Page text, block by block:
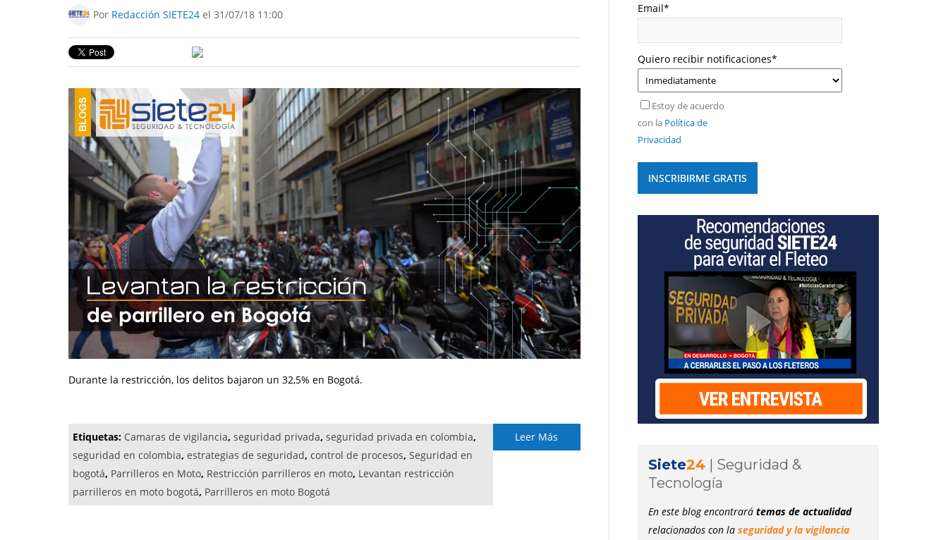
Por Redacción SIETE24 el 31/07/18 11:00
Durante la restricción, los delitos bajaron un 32,5% en Bogotá.
Leer Más
Etiquetas: Camaras de vigilancia, seguridad privada, seguridad privada en colombia,
seguridad en colombia, estrategias de seguridad, control de procesos, Seguridad en
bogotá, Parrilleros en Moto, Restricción parrilleros en moto, Levantan restricción
parrilleros en moto bogotá, Parrilleros en moto Bogotá
Email*
Quiero recibir notificaciones*
Estoy de acuerdo
con la Política de
Privacidad
Siete24| Seguridad &
Tecnología
En este blog encontrará temas de actualidad
relacionados con la seguridad y la vigilancia